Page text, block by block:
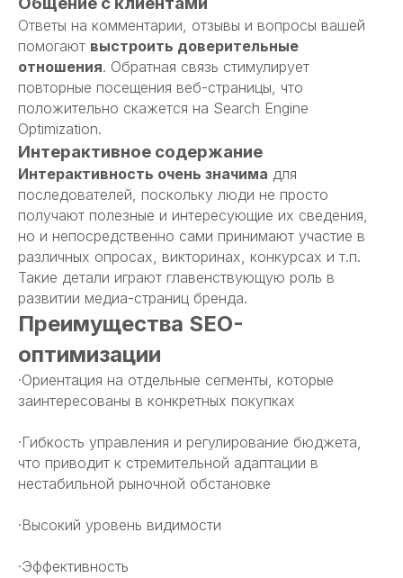
Ответы на комментарии, отзывы и вопросы вашей
помогают выстроить доверительные
отношения. Обратная связь стимулирует
повторные посещения веб-страницы, что
положительно скажется на Search Engine
Optimization.
Интерактивное содержание
Интерактивность очень значима для
последователей, поскольку люди не просто
получают полезные и интересующие их сведения,
но и непосредственно сами принимают участие в
различных опросах, викторинах, конкурсах и т.п.
Такие детали играют главенствующую роль в
развитии медиа-страниц бренда.
Преимущества SEO-
оптимизации
·Ориентация на отдельные сегменты, которые
заинтересованы в конкретных покупках
·Гибкость управления и регулирование бюджета,
что приводит к стремительной адаптации в
нестабильной рыночной обстановке
·Высокий уровень видимости
·Эффективность
Реквизиты
ИП Вашеняк А.Ю.
ИНН: 910235385705
ОГРНИП: 321911200065880
ул. Гагарина, 20А, Симферополь
Связь с нами
Политика конфиденциальности
Создание сайта:
info@spinoff-marketing.ru
+7 (861)-213-22-40